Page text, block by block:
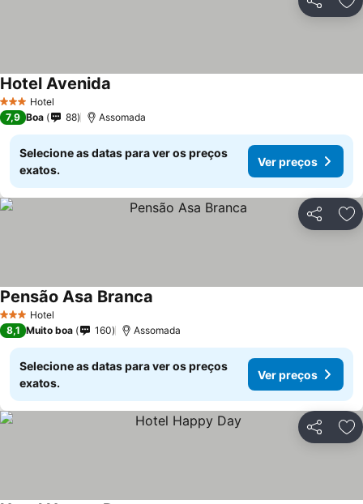
Partilhar
3 EstrelasHotel
Hotel Avenida
7,9 Boa 88 Assomada
Selecione as datas para ver os preços
exatos.
Ver preços
Partilhar
3 EstrelasHotel
Pensão Asa Branca
8,1 Muito boa 160 Assomada
Selecione as datas para ver os preços
exatos.
Ver preços
Partilhar